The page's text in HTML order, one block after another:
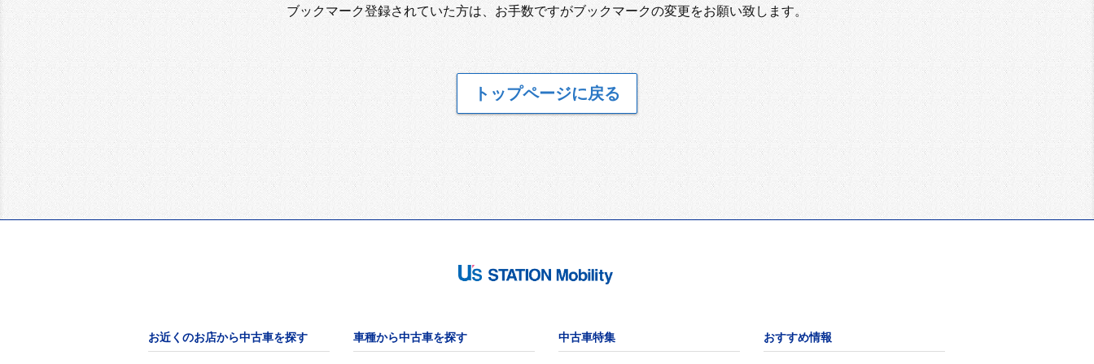
ブックマーク登録されていた方は、お手数ですがブックマークの変更をお願い致します。
トップページに戻る
お近くのお店から中古車を探す 車種から中古車を探す 中古車特集 おすすめ情報